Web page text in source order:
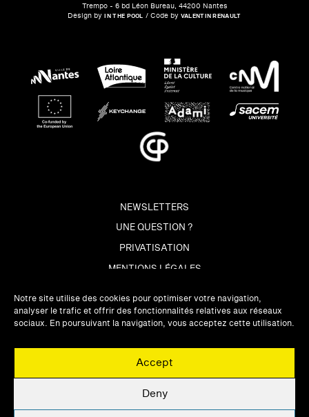
Notre site utilise des cookies pour optimiser votre navigation,
analyser le trafic et offrir des fonctionnalités relatives aux réseaux
sociaux. En poursuivant la navigation, vous acceptez cette utilisation.
Accept
Deny
Trempo - 6 bd Léon Bureau, 44200 Nantes
Design byIN THE POOL / Code by VALENTIN RENAULT
NEWSLETTERS
UNE QUESTION ?
PRIVATISATION
MENTIONS LÉGALES